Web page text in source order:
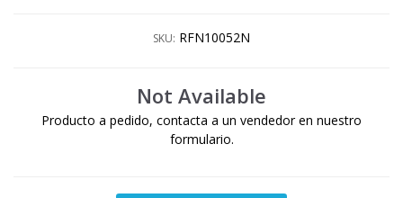
SKU: RFN10052N
Not Available
Producto a pedido, contacta a un vendedor en nuestro
formulario.